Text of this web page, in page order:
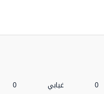
0 غيابي 0